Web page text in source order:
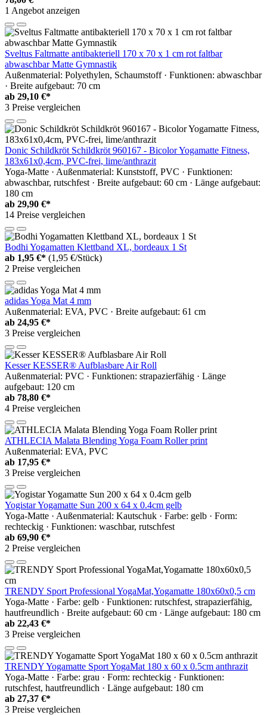
1 Angebot anzeigen
Sveltus Faltmatte antibakteriell 170 x 70 x 1 cm rot faltbar
abwaschbar Matte Gymnastik
Außenmaterial: Polyethylen, Schaumstoff · Funktionen: abwaschbar
· Breite aufgebaut: 70 cm
ab 29,10 €*
3 Preise vergleichen
Donic Schildkröt Schildkröt 960167 - Bicolor Yogamatte Fitness,
183x61x0,4cm, PVC-frei, lime/anthrazit
Yoga-Matte · Außenmaterial: Kunststoff, PVC · Funktionen:
abwaschbar, rutschfest · Breite aufgebaut: 60 cm · Länge aufgebaut:
180 cm
ab 29,90 €*
14 Preise vergleichen
Bodhi Yogamatten Klettband XL, bordeaux 1 St
ab 1,95 €* (1,95 €/Stück)
2 Preise vergleichen
adidas Yoga Mat 4 mm
Außenmaterial: EVA, PVC · Breite aufgebaut: 61 cm
ab 24,95 €*
3 Preise vergleichen
Kesser KESSER® Aufblasbare Air Roll
Außenmaterial: PVC · Funktionen: strapazierfähig · Länge
aufgebaut: 120 cm
ab 78,80 €*
4 Preise vergleichen
ATHLECIA Malata Blending Yoga Foam Roller print
Außenmaterial: EVA, PVC
ab 17,95 €*
3 Preise vergleichen
Yogistar Yogamatte Sun 200 x 64 x 0.4cm gelb
Yoga-Matte · Außenmaterial: Kautschuk · Farbe: gelb · Form:
rechteckig · Funktionen: waschbar, rutschfest
ab 69,90 €*
2 Preise vergleichen
TRENDY Sport Professional YogaMat,Yogamatte 180x60x0,5 cm
Yoga-Matte · Farbe: gelb · Funktionen: rutschfest, strapazierfähig,
hautfreundlich · Breite aufgebaut: 60 cm · Länge aufgebaut: 180 cm
ab 22,43 €*
3 Preise vergleichen
TRENDY Yogamatte Sport YogaMat 180 x 60 x 0.5cm anthrazit
Yoga-Matte · Farbe: grau · Form: rechteckig · Funktionen:
rutschfest, hautfreundlich · Länge aufgebaut: 180 cm
ab 27,37 €*
3 Preise vergleichen